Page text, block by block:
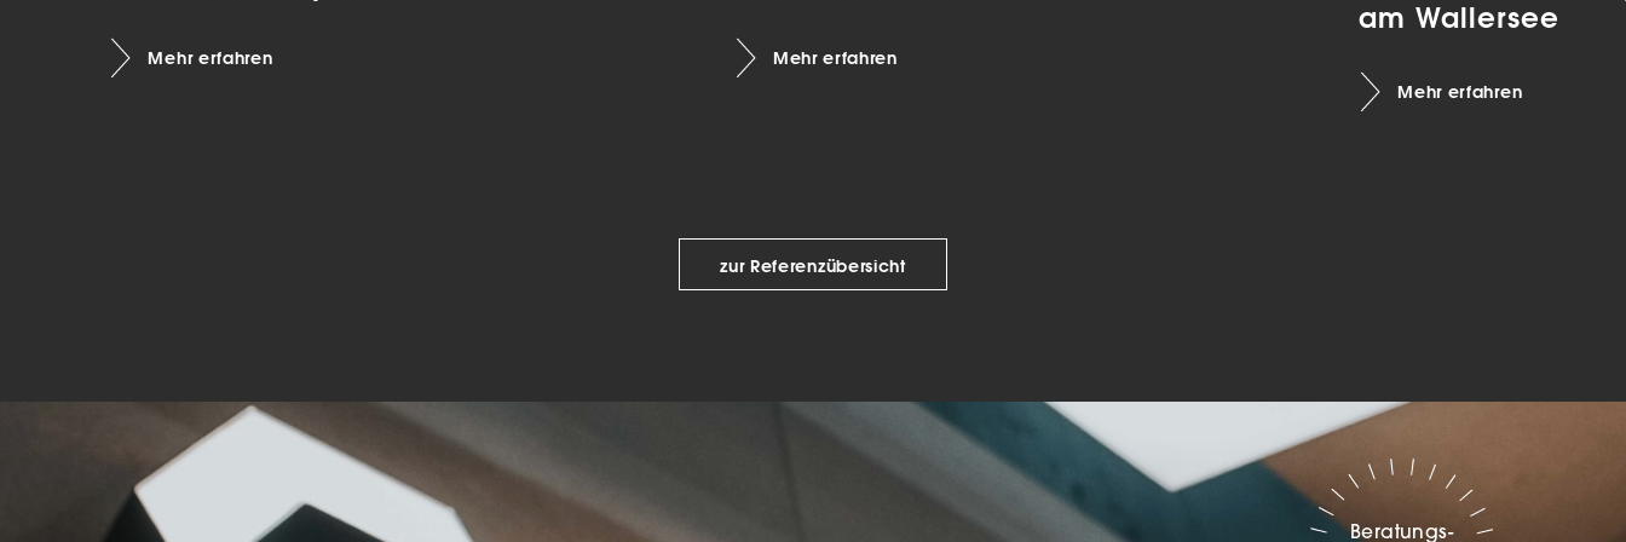
Mehr erfahren Mehr erfahren
am Wallersee
Mehr erfahren
zur Referenzübersicht
Beratungs-
Marketing-Cookies werden von Drittanbietern oder Publishern verwendet, um